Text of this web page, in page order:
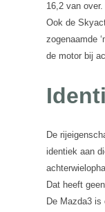
16,2 van over.
Ook de
zogenaamde
de motor bij
De
identiek aan
Dat heeft
De Mazda3